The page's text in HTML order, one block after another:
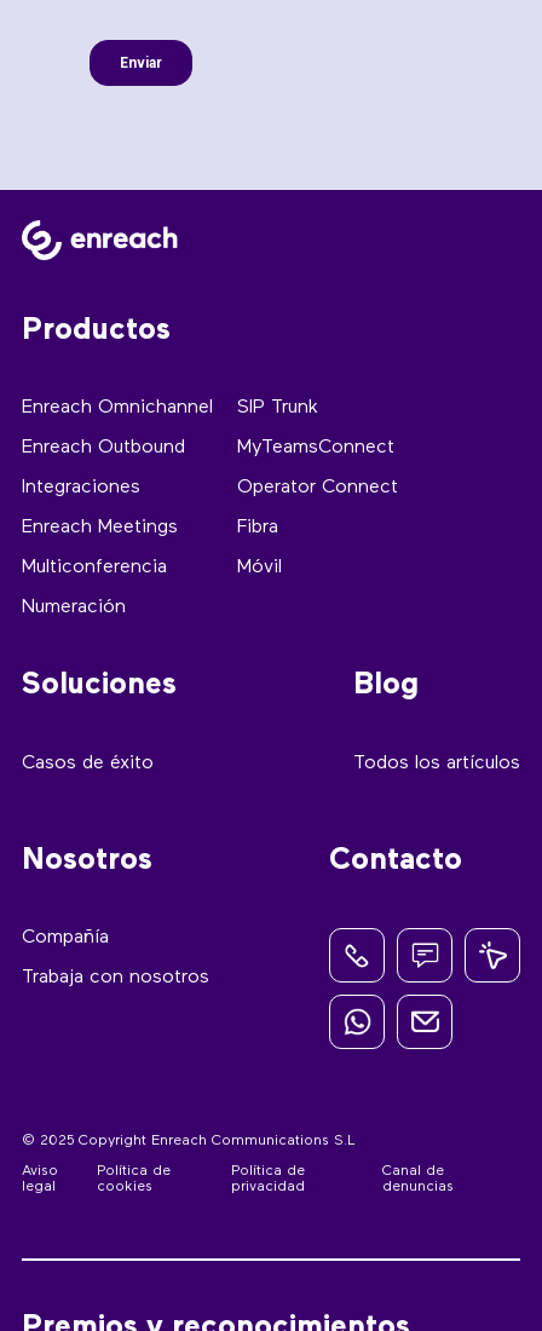
Productos
Enreach Omnichannel
Enreach Outbound
Integraciones
Enreach Meetings
Multiconferencia
Numeración
SIP Trunk
MyTeamsConnect
Operator Connect
Fibra
Móvil
Soluciones
Casos de éxito
Blog
Todos los artículos
Nosotros
Compañía
Trabaja con nosotros
Contacto
© 2025 Copyright Enreach Communications S.L
Aviso
legal
Política de
cookies
Política de
privacidad
Canal de
denuncias